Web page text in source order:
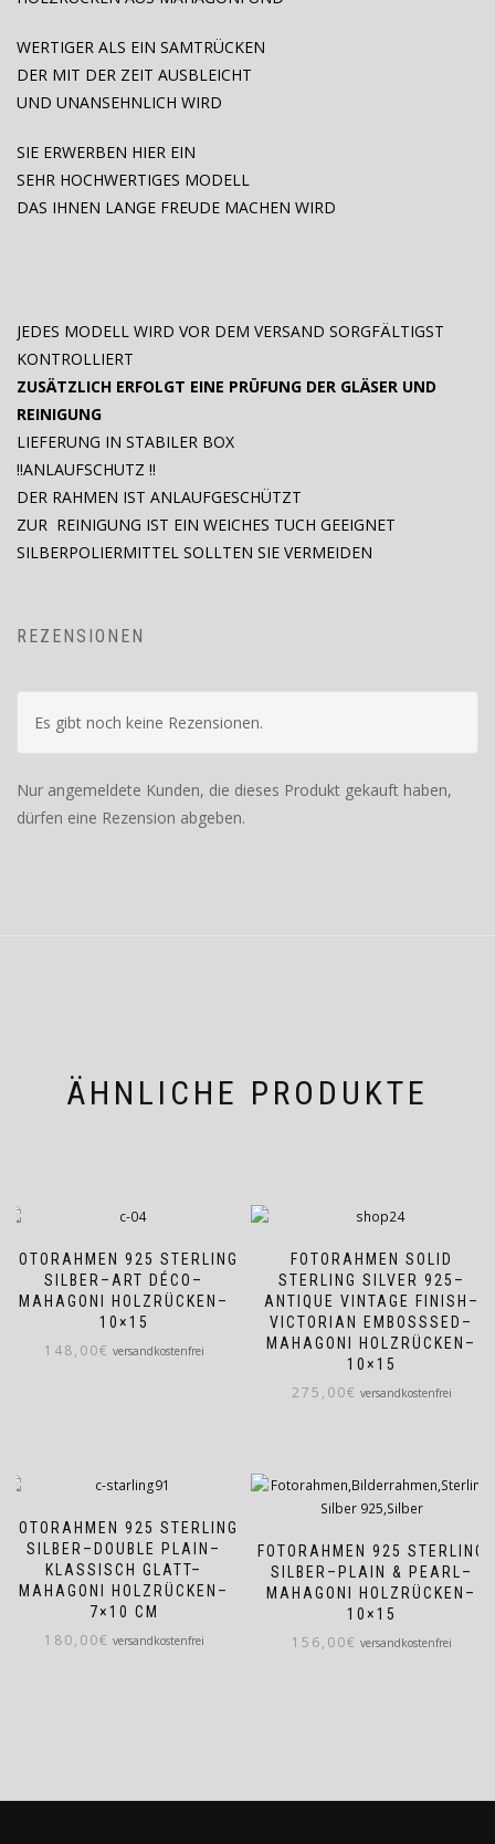
WERTIGER ALS EIN SAMTRÜCKEN
DER MIT DER ZEIT AUSBLEICHT
UND UNANSEHNLICH WIRD
SIE ERWERBEN HIER EIN
SEHR HOCHWERTIGES MODELL
DAS IHNEN LANGE FREUDE MACHEN WIRD
JEDES MODELL WIRD VOR DEM VERSAND SORGFÄLTIGST
KONTROLLIERT
ZUSÄTZLICH ERFOLGT EINE PRÜFUNG DER GLÄSER UND
REINIGUNG
LIEFERUNG IN STABILER BOX
!!ANLAUFSCHUTZ !!
DER RAHMEN IST ANLAUFGESCHÜTZT
ZUR REINIGUNG IST EIN WEICHES TUCH GEEIGNET
SILBERPOLIERMITTEL SOLLTEN SIE VERMEIDEN
REZENSIONEN
Es gibt noch keine Rezensionen.
Nur angemeldete Kunden, die dieses Produkt gekauft haben,
dürfen eine Rezension abgeben.
ÄHNLICHE PRODUKTE
FOTORAHMEN 925 STERLING
SILBER–ART DÉCO–
MAHAGONI HOLZRÜCKEN–
10×15
148,00€ versandkostenfrei
FOTORAHMEN SOLID
STERLING SILVER 925–
ANTIQUE VINTAGE FINISH–
VICTORIAN EMBOSSSED–
MAHAGONI HOLZRÜCKEN–
10×15
275,00€ versandkostenfrei
FOTORAHMEN 925 STERLING
SILBER–DOUBLE PLAIN–
KLASSISCH GLATT–
MAHAGONI HOLZRÜCKEN–
7×10 CM
180,00€ versandkostenfrei
FOTORAHMEN 925 STERLING
SILBER–PLAIN & PEARL–
MAHAGONI HOLZRÜCKEN–
10×15
156,00€ versandkostenfrei